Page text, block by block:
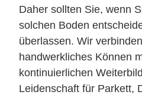
Daher sollten Sie, wenn
solchen Boden
überlassen. Wir
handwerkliches Können
kontinuierlichen
Leidenschaft für Parkett,